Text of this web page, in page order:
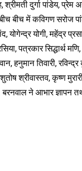
श्रीमती दुर्गा पांडेय,
बीच में कविगण सरोज
योगेन्द्र योगी, महेंद्र
पत्रकार सिद्धार्थ
हनुमान तिवारी, रविन्द्र
श्रीवास्तव, कृष्ण
ने आभार ज्ञापन